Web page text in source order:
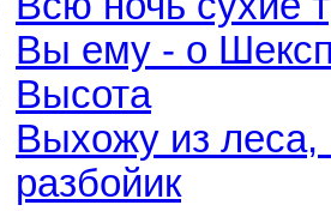
Вы ему - о
Высота
Выхожу из леса,
разбойик